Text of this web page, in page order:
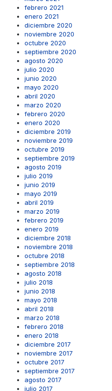
febrero 2021
enero 2021
diciembre 2020
noviembre 2020
octubre 2020
septiembre 2020
agosto 2020
julio 2020
junio 2020
mayo 2020
abril 2020
marzo 2020
febrero 2020
enero 2020
diciembre 2019
noviembre 2019
octubre 2019
septiembre 2019
agosto 2019
julio 2019
junio 2019
mayo 2019
abril 2019
marzo 2019
febrero 2019
enero 2019
diciembre 2018
noviembre 2018
octubre 2018
septiembre 2018
agosto 2018
julio 2018
junio 2018
mayo 2018
abril 2018
marzo 2018
febrero 2018
enero 2018
diciembre 2017
noviembre 2017
octubre 2017
septiembre 2017
agosto 2017
julio 2017